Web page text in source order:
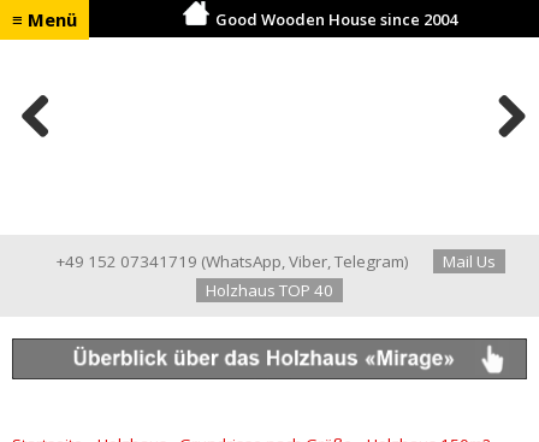
≡ Menü Good Wooden House since 2004
+49 152 07341719 (WhatsApp,Viber,Telegram)
Mail Us
Holzhaus TOP 40